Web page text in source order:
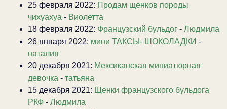
25 февраля 2022: Продам щенков породы
чихуахуа - Виолетта
18 февраля 2022: Французский бульдог - Людмила
26 января 2022: мини ТАКСЫ- ШОКОЛАДКИ -
наталия
20 декабря 2021: Мексиканская миниатюрная
девочка - татьяна
15 декабря 2021: Щенки французского бульдога
РКФ - Людмила